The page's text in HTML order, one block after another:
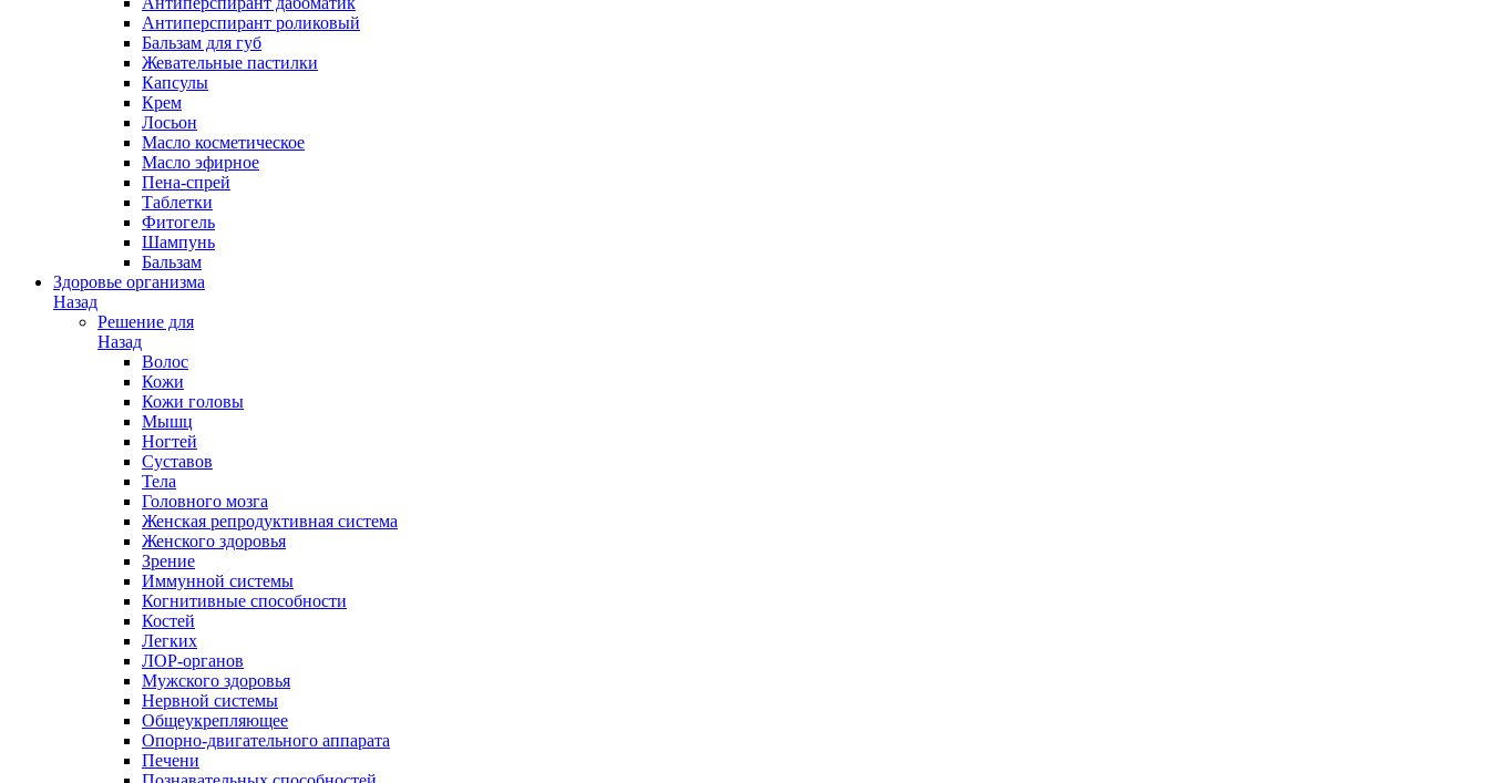
Антиперспирант роликовый
Бальзам для губ
Жевательные пастилки
Капсулы
Крем
Лосьон
Масло косметическое
Масло эфирное
Пена-спрей
Таблетки
Фитогель
Шампунь
Бальзам
Здоровье организма
Назад
Решение для
Назад
Волос
Кожи
Кожи головы
Мышц
Ногтей
Суставов
Тела
Головного мозга
Женская репродуктивная система
Женского здоровья
Зрение
Иммунной системы
Когнитивные способности
Костей
Легких
ЛОР-органов
Мужского здоровья
Нервной системы
Общеукрепляющее
Опорно-двигательного аппарата
Печени